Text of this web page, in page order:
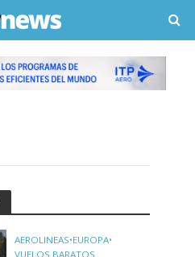
AEROLINEAS•EUROPA•
VUELOS BARATOS